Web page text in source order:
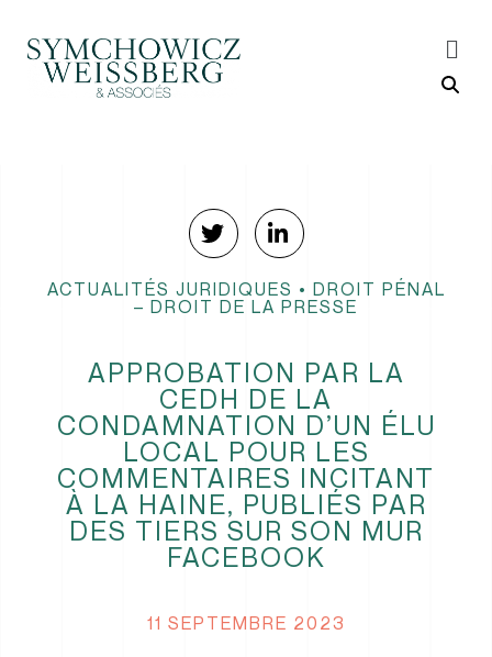
ACTUALITÉS JURIDIQUES • DROIT PÉNAL
– DROIT DE LA PRESSE
APPROBATION PAR LA
CEDH DE LA
CONDAMNATION D’UN ÉLU
LOCAL POUR LES
COMMENTAIRES INCITANT
À LA HAINE, PUBLIÉS PAR
DES TIERS SUR SON MUR
FACEBOOK
11 SEPTEMBRE 2023